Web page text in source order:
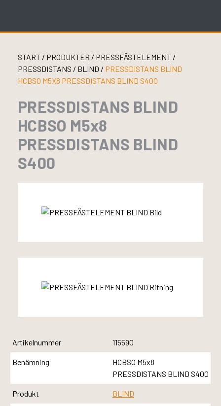
START/ PRODUKTER / PRESSFÄSTELEMENT /
PRESSDISTANS / BLIND / PRESSDISTANS BLIND
HCBSO M5X8 PRESSDISTANS BLIND S400
PRESSDISTANS BLIND
HCBSO M5x8
PRESSDISTANS BLIND
S400
Artikelnummer 115590
Benämning
HCBSO M5x8
PRESSDISTANS BLIND S400
Produkt BLIND